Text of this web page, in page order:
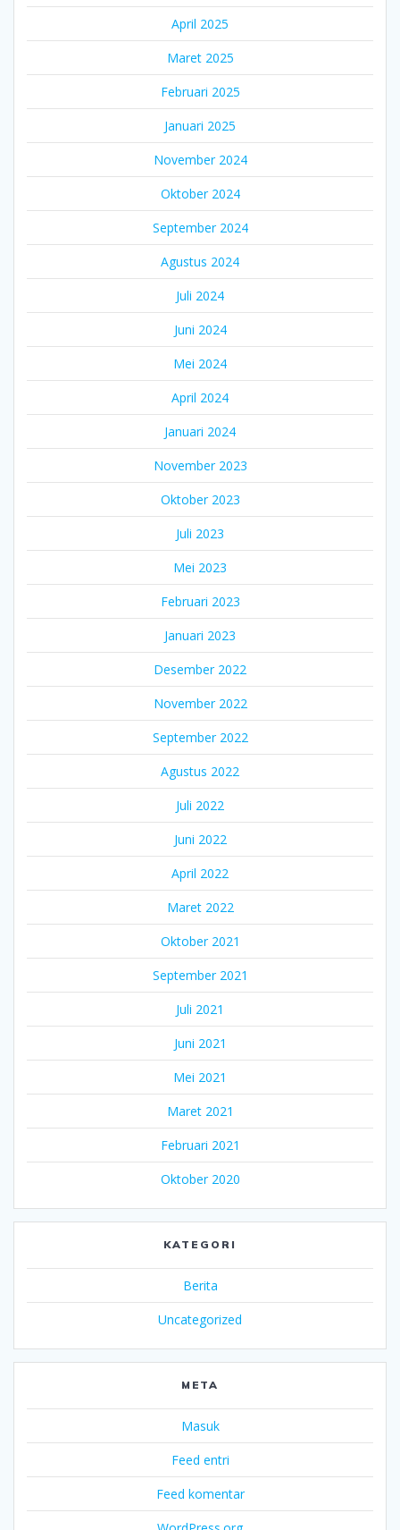
April 2025
Maret 2025
Februari 2025
Januari 2025
November 2024
Oktober 2024
September 2024
Agustus 2024
Juli 2024
Juni 2024
Mei 2024
April 2024
Januari 2024
November 2023
Oktober 2023
Juli 2023
Mei 2023
Februari 2023
Januari 2023
Desember 2022
November 2022
September 2022
Agustus 2022
Juli 2022
Juni 2022
April 2022
Maret 2022
Oktober 2021
September 2021
Juli 2021
Juni 2021
Mei 2021
Maret 2021
Februari 2021
Oktober 2020
KATEGORI
Berita
Uncategorized
META
Masuk
Feed entri
Feed komentar